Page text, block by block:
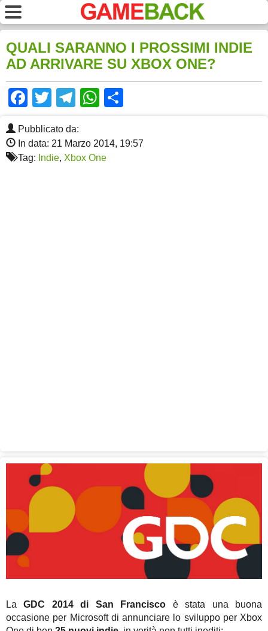
QUALI SARANNO I PROSSIMI INDIE
AD ARRIVARE SU XBOX ONE?
Facebook
TwitterTelegram
WhatsApp
Pubblicato da:
In data: 21 Marzo 2014, 19:57
Tag: Indie, Xbox One
LaGDC 2014 di San Francisco è stata una buona
occasione per Microsoft di annunciare lo sviluppo per Xbox